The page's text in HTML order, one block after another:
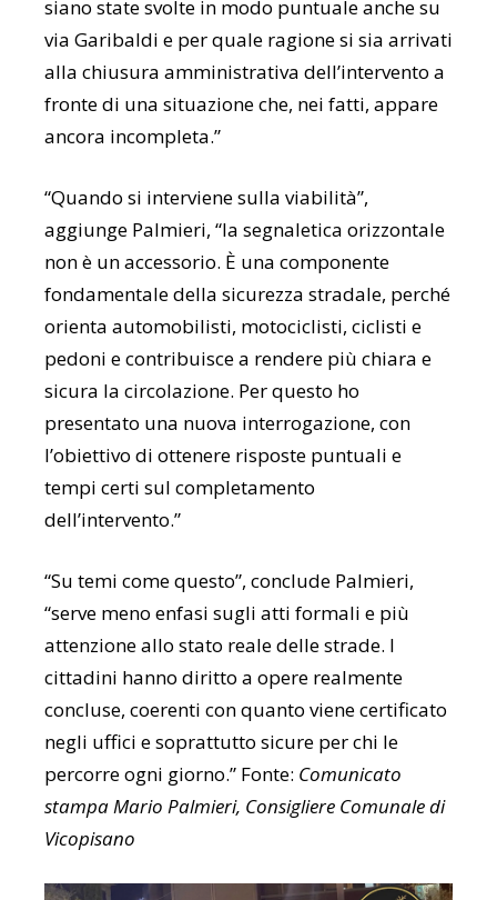
siano state svolte in modo puntuale anche su
via Garibaldi e per quale ragione si sia arrivati
alla chiusura amministrativa dell’intervento a
fronte di una situazione che, nei fatti, appare
ancora incompleta.”
“Quando si interviene sulla viabilità”,
aggiunge Palmieri, “la segnaletica orizzontale
non è un accessorio. È una componente
fondamentale della sicurezza stradale, perché
orienta automobilisti, motociclisti, ciclisti e
pedoni e contribuisce a rendere più chiara e
sicura la circolazione. Per questo ho
presentato una nuova interrogazione, con
l’obiettivo di ottenere risposte puntuali e
tempi certi sul completamento
dell’intervento.”
“Su temi come questo”, conclude Palmieri,
“serve meno enfasi sugli atti formali e più
attenzione allo stato reale delle strade. I
cittadini hanno diritto a opere realmente
concluse, coerenti con quanto viene certificato
negli uffici e soprattutto sicure per chi le
percorre ogni giorno.” Fonte: Comunicato
stampa Mario Palmieri, Consigliere Comunale di
Vicopisano